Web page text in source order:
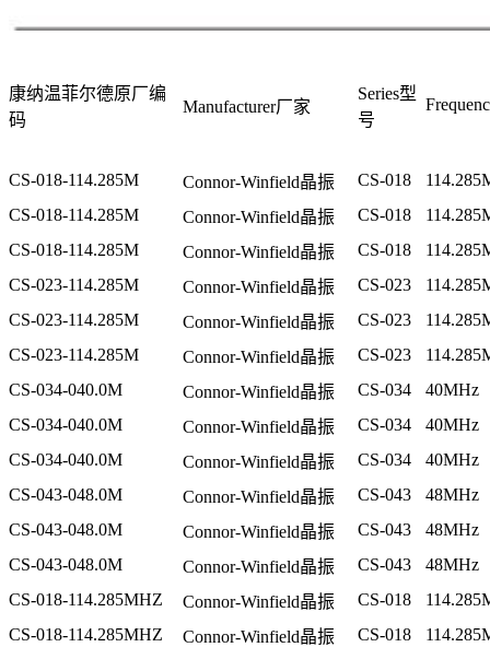
康纳温菲尔德原厂编
码
Manufacturer厂家
Series型
号
CS-018-114.285M Connor-Winfield晶振 CS-018
CS-018-114.285M
Connor-Winfield晶振 CS-018
CS-018-114.285M
Connor-Winfield晶振 CS-018
CS-023-114.285M
Connor-Winfield晶振 CS-023
CS-023-114.285M
Connor-Winfield晶振 CS-023
CS-023-114.285M
Connor-Winfield晶振 CS-023
CS-034-040.0M
Connor-Winfield晶振 CS-034
40MHz
CS-034-040.0M
Connor-Winfield晶振 CS-034
40MHz
CS-034-040.0M
Connor-Winfield晶振 CS-034
40MHz
CS-043-048.0M
Connor-Winfield晶振 CS-043
48MHz
CS-043-048.0M
Connor-Winfield晶振 CS-043
48MHz
CS-043-048.0M
Connor-Winfield晶振 CS-043
48MHz
CS-018-114.285MHZ
Connor-Winfield晶振 CS-018
CS-018-114.285MHZ
Connor-Winfield晶振 CS-018